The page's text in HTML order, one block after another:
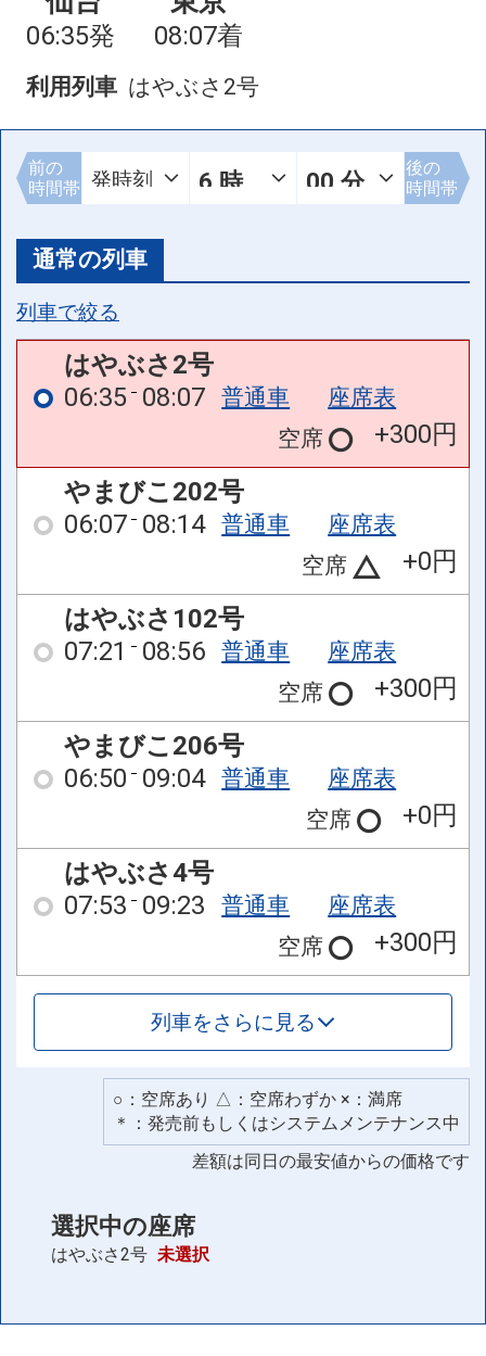
06:35発 08:07着
利用列車 はやぶさ2号
前の
時間帯
後の
時間帯
通常の列車
列車で絞る
はやぶさ2号
06:35 08:07 普通車
座席表
空席
+300円
やまびこ202号
06:07 08:14 普通車
座席表
空席
+0円
はやぶさ102号
07:21
08:56 普通車
座席表
空席
+300円
やまびこ206号
06:50 09:04 普通車
座席表
空席
+0円
はやぶさ4号
07:53 09:23 普通車
座席表
空席
+300円
列車をさらに見る
○：空席あり △：空席わずか ×：満席
＊：発売前もしくはシステムメンテナンス中
差額は同日の最安値からの価格です
選択中の座席
はやぶさ2号 未選択